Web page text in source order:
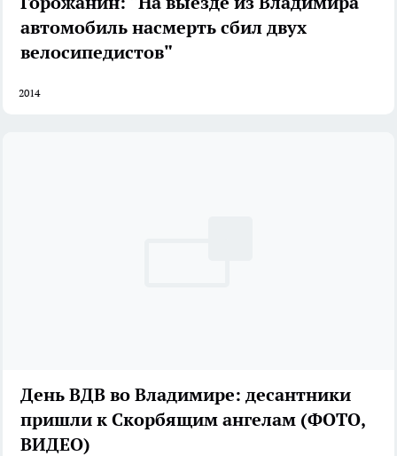
автомобиль насмерть сбил двух
велосипедистов"
2014
День ВДВ во Владимире: десантники
пришли к Скорбящим ангелам (ФОТО,
ВИДЕО)